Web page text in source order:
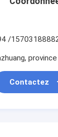
/
Contactez